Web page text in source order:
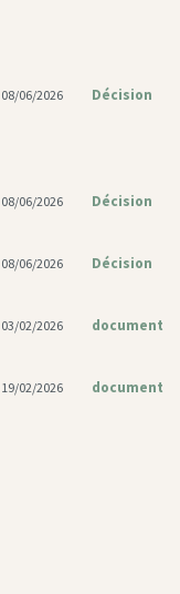
08/06/2026 Décision
08/06/2026 Décision
08/06/2026 Décision
03/02/2026 document
19/02/2026 document